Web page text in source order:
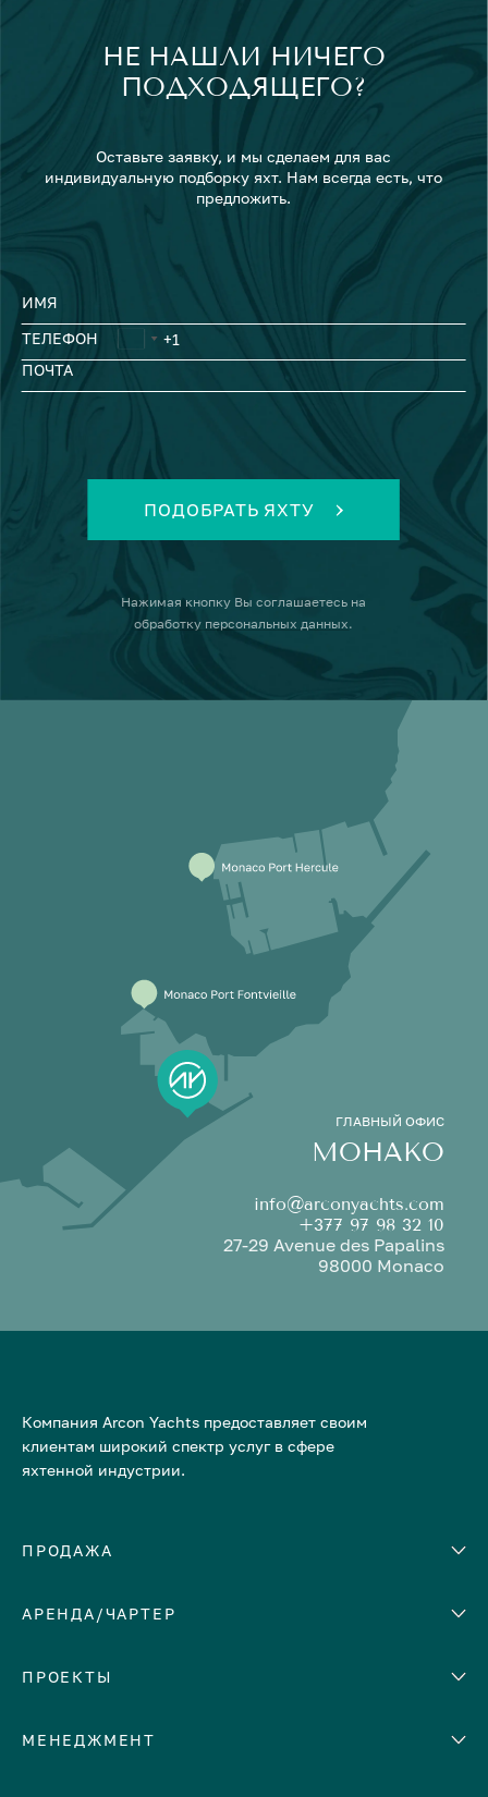
НЕ НАШЛИ НИЧЕГО
ПОДХОДЯЩЕГО?
Оставьте заявку, и мы сделаем для вас
индивидуальную подборку яхт. Нам всегда есть, что
предложить.
ИМЯ
ТЕЛЕФОН
ПОЧТА
ПОДОБРАТЬ ЯХТУ
Нажимая кнопку Вы соглашаетесь на
обработку персональных данных.
ГЛАВНЫЙ ОФИС
МОНАКО
info@arconyachts.com
+377 97 98 32 10
27-29 Avenue des Papalins
98000 Monaco
Компания Arcon Yachts предоставляет своим
клиентам широкий спектр услуг в сфере
яхтенной индустрии.
ПРОДАЖА
Количество кают
АРЕНДА/ЧАРТЕР
ЕВРОПА
Греция
ПРОЕКТЫ
МЕНЕДЖМЕНТ